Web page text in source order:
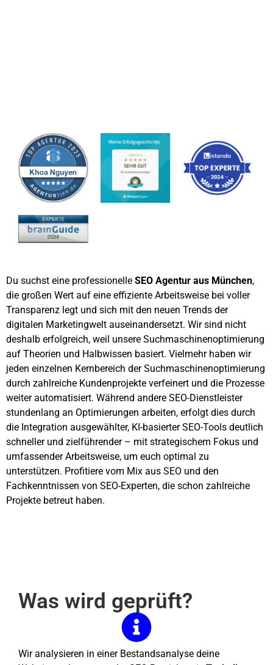
Du suchst eine professionelle SEO Agentur aus München,
die großen Wert auf eine effiziente Arbeitsweise bei voller
Transparenz legt und sich mit den neuen Trends der
digitalen Marketingwelt auseinandersetzt. Wir sind nicht
deshalb erfolgreich, weil unsere Suchmaschinenoptimierung
auf Theorien und Halbwissen basiert. Vielmehr haben wir
jeden einzelnen Kernbereich der Suchmaschinenoptimierung
durch zahlreiche Kundenprojekte verfeinert und die Prozesse
weiter automatisiert. Während andere SEO-Dienstleister
stundenlang an Optimierungen arbeiten, erfolgt dies durch
die Integration ausgewählter, KI-basierter SEO-Tools deutlich
schneller und zielführender – mit strategischem Fokus und
umfassender Arbeitsweise, um euch optimal zu
unterstützen. Profitiere vom Mix aus SEO und den
Fachkenntnissen von SEO-Experten, die schon zahlreiche
Projekte betreut haben.
Was wird geprüft?
Wir analysieren in einer Bestandsanalyse deine